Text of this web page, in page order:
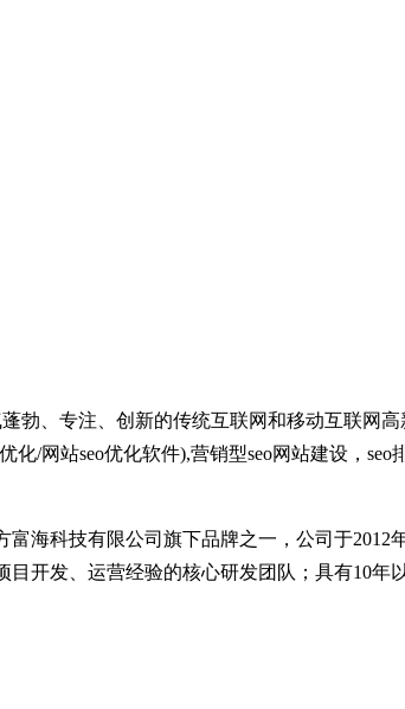
勃、专注、创新的传统互联网和移动互联网
/网站seo优化软件),营销型seo网站建设，
海科技有限公司旗下品牌之一，公司于2012
开发、运营经验的核心研发团队；具有10